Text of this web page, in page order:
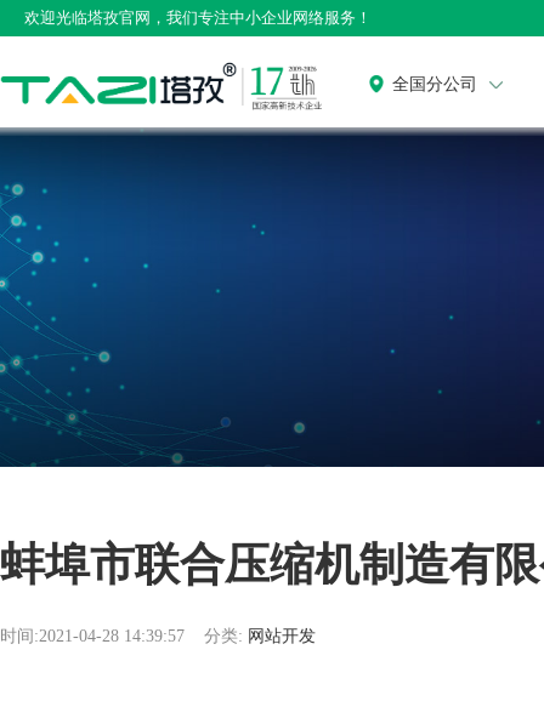
欢迎光临塔孜官网，我们专注中小企业网络服务！
全国分公司
蚌埠市联合压缩机制造有
时间:2021-04-28 14:39:57 分类: 网站开发